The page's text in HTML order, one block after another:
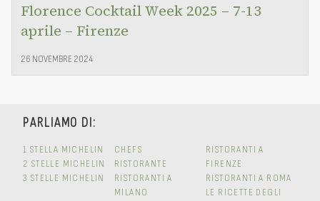
Florence Cocktail Week 2025 – 7-13
aprile – Firenze
26 NOVEMBRE 2024
PARLIAMO DI:
1 STELLA MICHELIN
2 STELLE MICHELIN
3 STELLE MICHELIN
CHEFS
RISTORANTE
RISTORANTI A
MILANO
RISTORANTI A
FIRENZE
RISTORANTI A ROMA
LE RICETTE DEGLI